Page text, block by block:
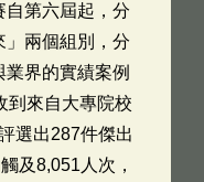
自第六屆起，分
」兩個組別，分
界的實績案例
到來自大專院校
選出287件傑出
及8,051人次，